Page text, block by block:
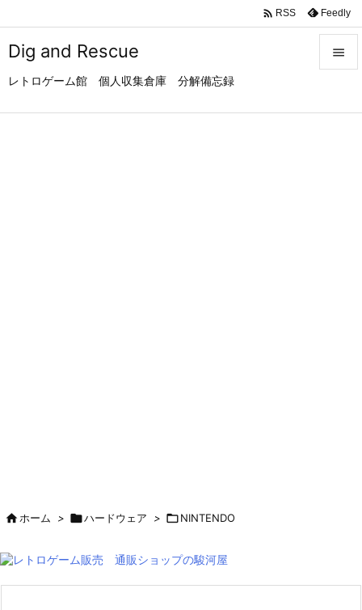
Dig and Rescue
レトロゲーム館 個人収集倉庫 分解備忘録

 RSS Feedly
ホーム > ハードウェア > NINTENDO